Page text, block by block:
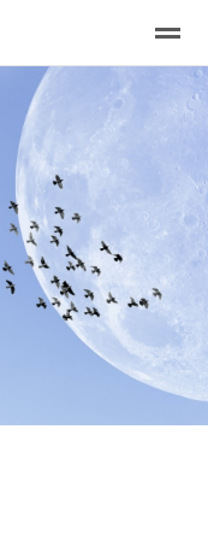
adverteren E-